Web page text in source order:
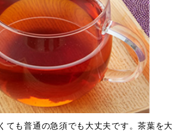
ても普通の急須でも大丈夫です。茶葉を大